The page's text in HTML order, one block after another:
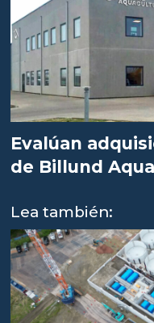
Evalúan
de Billund
Lea también: